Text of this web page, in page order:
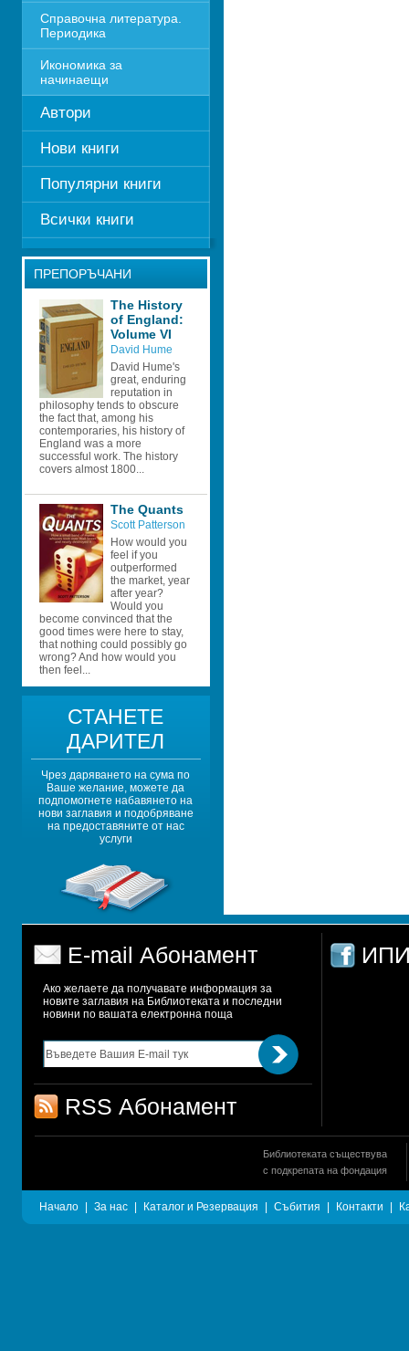
Справочна литература.
Периодика
Икономика за
начинаещи
Автори
Нови книги
Популярни книги
Всички книги
ПРЕПОРЪЧАНИ
The History
of England:
Volume VI
David Hume
David Hume's
great, enduring
reputation in
philosophy tends to obscure
the fact that, among his
contemporaries, his history of
England was a more
successful work. The history
covers almost 1800...
The Quants
Scott Patterson
How would you
feel if you
outperformed
the market, year
after year?
Would you
become convinced that the
good times were here to stay,
that nothing could possibly go
wrong? And how would you
then feel...
СТАНЕТЕ
ДАРИТЕЛ
Чрез даряването на сума по
Ваше желание, можете да
подпомогнете набавянето на
нови заглавия и подобряване
на предоставяните от нас
услуги
E-mail Абонамент
Ако желаете да получавате информация за
новите заглавия на Библиотеката и последни
новини по вашата електронна поща
RSS Абонамент
ИПИ
Библиотеката съществува
с подкрепата на фондация
Начало За нас Каталог и Резервация Събития Контакти